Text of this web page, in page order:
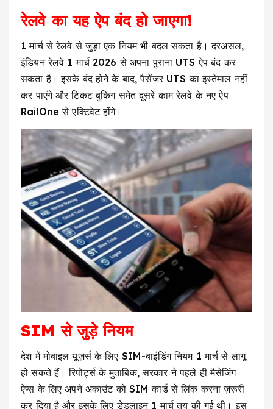
रेलवे का यह ऐप बंद हो जाएगा!
1 मार्च से रेलवे से जुड़ा एक नियम भी बदल सकता है। दरअसल,
इंडियन रेलवे 1 मार्च 2026 से अपना पुराना UTS ऐप बंद कर
सकता है। इसके बंद होने के बाद, पैसेंजर UTS का इस्तेमाल नहीं
कर पाएंगे और टिकट बुकिंग समेत दूसरे काम रेलवे के नए ऐप
RailOne से एक्टिवेट होंगे।
SIM से जुड़े नियम
देश में मोबाइल यूज़र्स के लिए SIM-बाइंडिंग नियम 1 मार्च से लागू
हो सकते हैं। रिपोर्ट्स के मुताबिक, सरकार ने पहले ही मैसेजिंग
ऐप्स के लिए अपने अकाउंट को SIM कार्ड से लिंक करना ज़रूरी
कर दिया है और इसके लिए डेडलाइन 1 मार्च तय की गई थी। इस